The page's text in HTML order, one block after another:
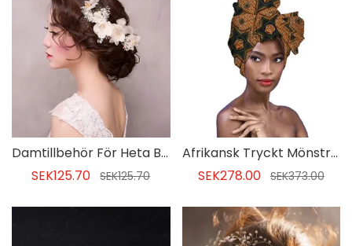
Damtillbehör För Heta Blommor För Brudar
SEK125.70
SEK125.70
Afrikansk Tryckt Mönstrad Halsduk För Etnisk Bomull
SEK278.00 SEK373.00